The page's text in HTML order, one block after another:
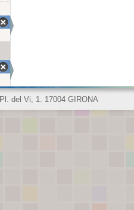
Pl. del Vi, 1. 17004 GIRONA